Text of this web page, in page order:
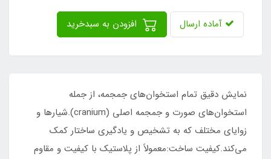
آماده ارسال
نمایش دقیق تمام استخوان‌های جمجمه، از جمله
استخوان‌های صورت و جمجمه اصلی (cranium).شیارها و
زوایای مختلف که به تشخیص و یادگیری ساختار کمک
می‌کند.کیفیت ساخت:معمولاً از پلاستیک با کیفیت و مقاوم